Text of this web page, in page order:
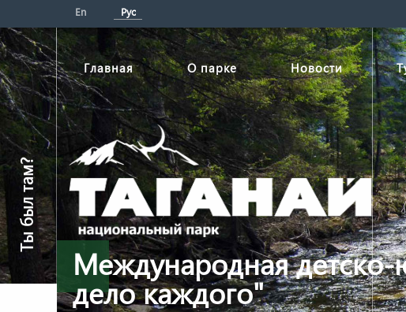
En Рус
Главная О парке Новости
Международная
дело каждого"
Ты был там?